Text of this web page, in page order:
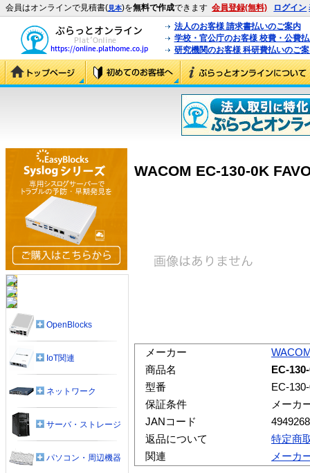
会員はオンラインで見積書(見本)を無料で作成できます 会員登録(無料) ログイン
法人のお客様 請求書払いのご案内
学校・官公庁のお客様 校費・公費
研究機関のお客様 科研費払いのご
WACOM EC-130-0K
メーカー
商品名
EC-
型番
EC-
保証条件
メーカ
JANコード
返品について
特定商
関連
メーカ
OpenBlocks
IoT関連
ネットワーク
サーバ・ストレージ
パソコン・周辺機器